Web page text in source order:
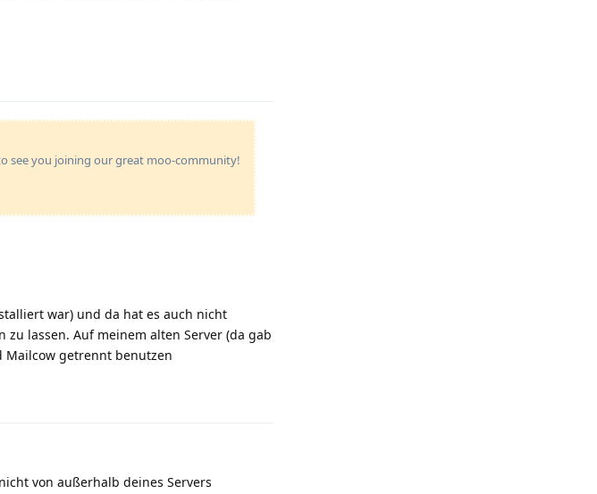
see you joining our great moo-community!
war) und da hat es auch nicht
lassen. Auf meinem alten Server (da gab
Mailcow getrennt benutzen
von außerhalb deines Servers